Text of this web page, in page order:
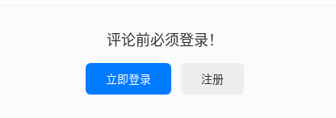
评论前必须登录！
立即登录 注册